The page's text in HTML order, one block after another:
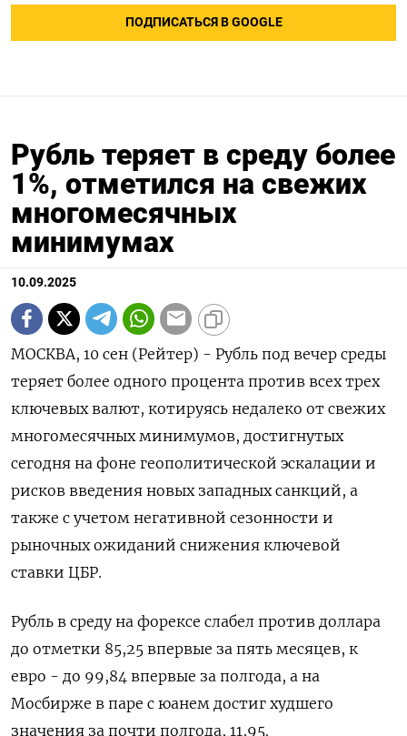
ПОДПИСАТЬСЯ В GOOGLE
Рубль теряет в среду более
1%, отметился на свежих
многомесячных
минимумах
10.09.2025
МОСКВА, 10 сен (Рейтер) - Рубль под вечер среды
теряет более одного процента против всех трех
ключевых валют, котируясь недалеко от свежих
многомесячных минимумов, достигнутых
сегодня на фоне геополитической эскалации и
рисков введения новых западных санкций, а
также с учетом негативной сезонности и
рыночных ожиданий снижения ключевой
ставки ЦБР.
Рубль в среду на форексе слабел против доллара
до отметки 85,25 впервые за пять месяцев, к
евро - до 99,84 впервые за полгода, а на
Мосбирже в паре с юанем достиг худшего
значения за почти полгода, 11,95.